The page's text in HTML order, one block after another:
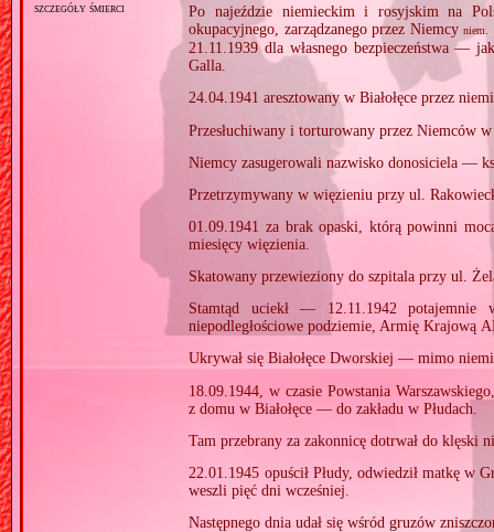
szczegóły śmierci
Po najeździe niemieckim i rosyjskim na
okupacyjnego, zarządzanego przez Niemcyniem.
21.11.1939 dla własnego bezpieczeństwa —
Galla.
24.04.1941 aresztowany w Białołęce przez
Przesłuchiwany i torturowany przez Niemców
Niemcy zasugerowali nazwisko donosiciela —
Przetrzymywany w więzieniu przy ul.
01.09.1941 za brak opaski, którą powinni
miesięcy więzienia.
Skatowany przewieziony do szpitala przy ul.
Stamtąd uciekł — 12.11.1942 potajemnie
niepodległościowe podziemie, Armię Krajową
Ukrywał się Białołęce Dworskiej — mimo
18.09.1944, w czasie Powstania
z domu w Białołęce — do zakładu w Płudach.
Tam przebrany za zakonnicę dotrwał do klęski
22.01.1945 opuścił Płudy, odwiedził matkę w
weszli pięć dni wcześniej.
Następnego dnia udał się wśród gruzów